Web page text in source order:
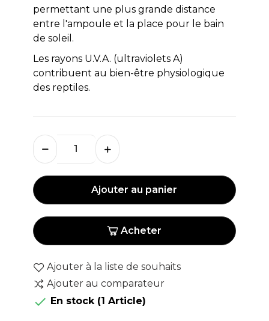
permettant une plus grande distance
entre l'ampoule et la place pour le bain
de soleil.
Les rayons U.V.A. (ultraviolets A)
contribuent au bien-être physiologique
des reptiles.
Ajouter au panier
Acheter
Ajouter à la liste de souhaits
Ajouter au comparateur
 En stock (1 Article)